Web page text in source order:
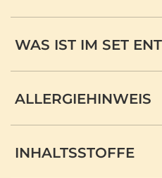
WAS IST IM SET
ALLERGIEHINWEIS
INHALTSSTOFFE